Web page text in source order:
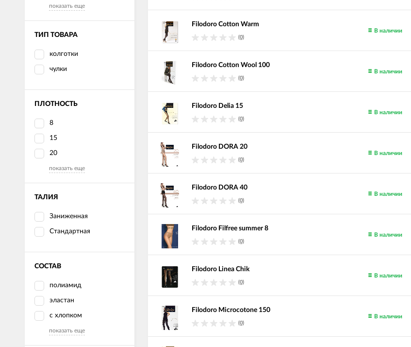
показать еще
ТИП ТОВАРА
колготки
чулки
ПЛОТНОСТЬ
8
15
20
показать еще
ТАЛИЯ
Заниженная
Стандартная
СОСТАВ
полиамид
эластан
с хлопком
показать еще
Filodoro Cotton Warm
(0)
В наличии
Filodoro Cotton Wool 100
(0)
В наличии
Filodoro Delia 15
(0)
В наличии
Filodoro DORA 20
(0)
В наличии
Filodoro DORA 40
(0)
В наличии
Filodoro Filfree summer 8
(0)
В наличии
Filodoro Linea Chik
(0)
В наличии
Filodoro Microcotone 150
(0)
В наличии